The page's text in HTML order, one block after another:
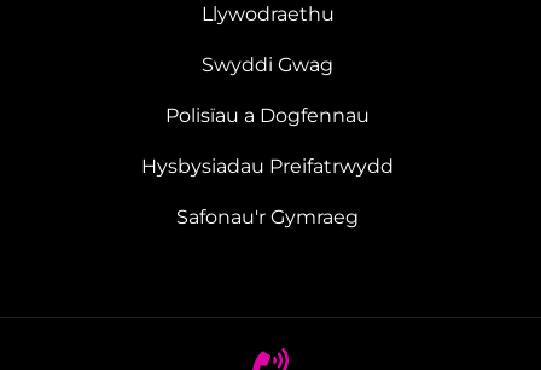
Llywodraethu
Swyddi Gwag
Polisïau a Dogfennau
Hysbysiadau Preifatrwydd
Safonau'r Gymraeg